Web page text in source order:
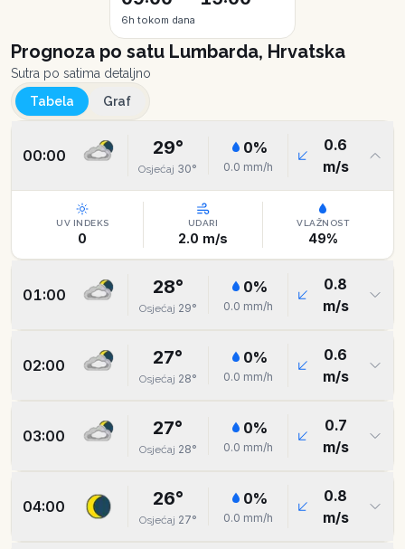
6h tokom dana
Prognoza po satu Lumbarda, Hrvatska
Sutra po satima detaljno
Tabela
Graf
00:00 29°
Osjećaj 30°
0%
0.0 mm/h
0.6
m/s
UV INDEKS
0
UDARI
2.0 m/s
VLAŽNOST
49%
01:00 28°
Osjećaj 29°
0%
0.0 mm/h
0.8
m/s
02:00 27°
Osjećaj 28°
0%
0.0 mm/h
0.6
m/s
03:00 27°
Osjećaj 28°
0%
0.0 mm/h
0.7
m/s
04:00 26°
Osjećaj 27°
0%
0.0 mm/h
0.8
m/s